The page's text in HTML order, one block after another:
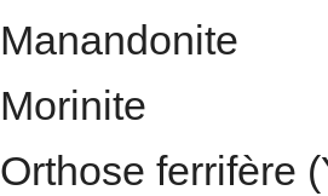
Manandonite
Morinite
Orthose ferrifère